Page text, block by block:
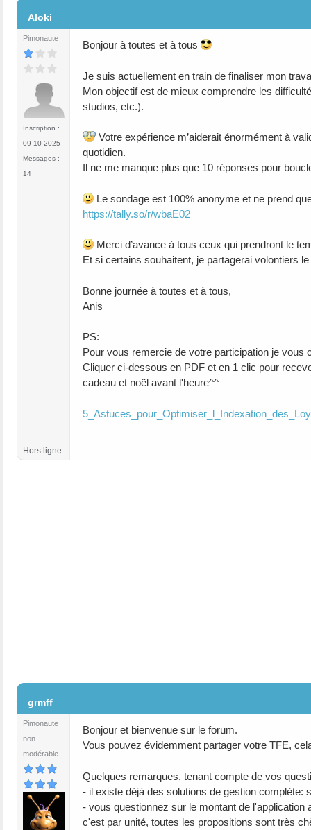
Aloki
Pimonaute
Inscription :
09-10-2025
Messages :
14
Bonjour à toutes et à tous
Je suis actuellement en train de finaliser mon
Mon objectif est de mieux comprendre les
studios, etc.).
Votre expérience m’aiderait énormément à
quotidien.
Il ne me manque plus que 10 réponses pour
Le sondage est 100% anonyme et ne prend
https://tally.so/r/wbaE02
Merci d’avance à tous ceux qui prendront le
Et si certains souhaitent, je partagerai volontiers
Bonne journée à toutes et à tous,
Anis
PS:
Pour vous remercie de votre participation je
Cliquer ci-dessous en PDF et en 1 clic pour
cadeau et noël avant l'heure^^
Hors ligne
grmff
Pimonaute
non
modérable
Bonjour et bienvenue sur le forum.
Vous pouvez évidemment partager votre TFE,
Quelques remarques, tenant compte de vos
- il existe déjà des solutions de gestion
- vous questionnez sur le montant de
c'est par unité, toutes les propositions sont très